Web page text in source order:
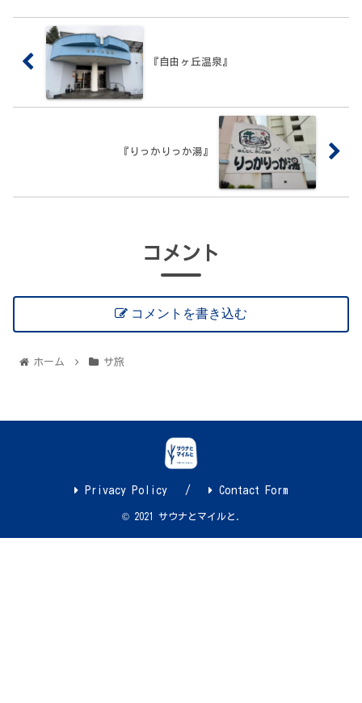
『自由ヶ丘温泉』
『りっかりっか湯』
コメント
コメントを書き込む
ホーム サ旅
Privacy Policy Contact Form
© 2021 サウナとマイルと.